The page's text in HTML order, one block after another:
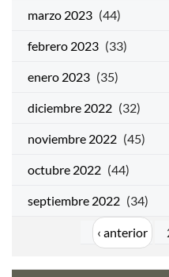
marzo 2023 (44)
febrero 2023 (33)
enero 2023 (35)
diciembre 2022 (32)
noviembre 2022 (45)
octubre 2022 (44)
septiembre 2022 (34)
‹ anterior